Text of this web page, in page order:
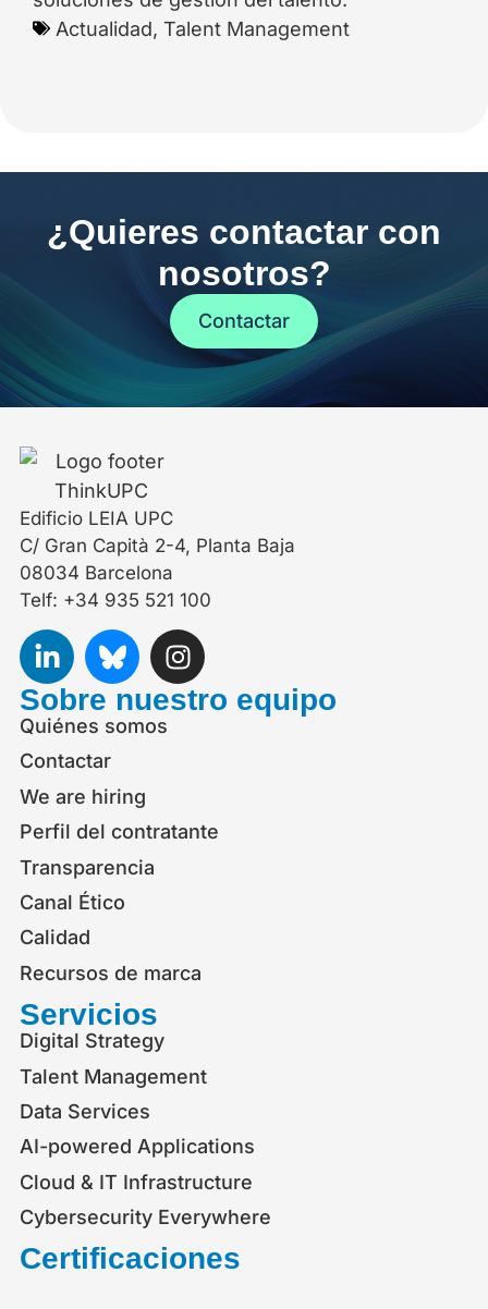
Actualidad, Talent Management
¿Quieres contactar con
nosotros?
Contactar
Edificio LEIA UPC
C/ Gran Capità 2-4, Planta Baja
08034 Barcelona
Telf: +34 935 521 100
Sobre nuestro equipo
Quiénes somos
Contactar
We are hiring
Perfil del contratante
Transparencia
Canal Ético
Calidad
Recursos de marca
Servicios
Digital Strategy
Talent Management
Data Services
AI-powered Applications
Cloud & IT Infrastructure
Cybersecurity Everywhere
Certificaciones